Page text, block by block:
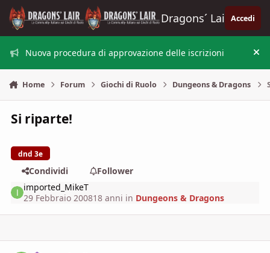
Vai al contenuto
Dragons´ Lair Accedi
Nuova procedura di approvazione delle iscrizioni
Home Forum Giochi di Ruolo Dungeons & Dragons
Si riparte!
dnd 3e
Condividi
Follower
imported_MikeT
29 Febbraio 200818 anni in Dungeons & Dragons